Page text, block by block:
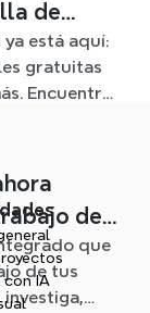
de
está aquí:
gratuitas
Encuentra
de
que
de tus
investiga,
con IA